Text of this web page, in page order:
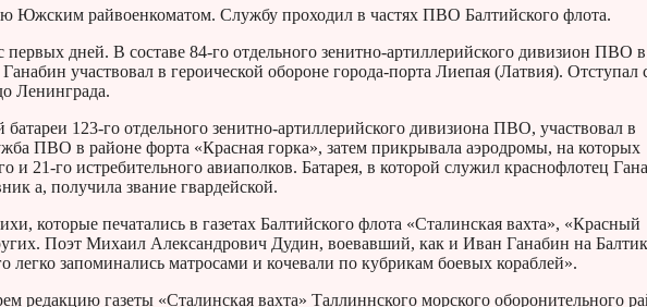
Южским райвоенкоматом. Службу проходил в частях ПВО Балтийского флота.
дней. В составе 84-го отдельного зенитно-артиллерийского дивизион ПВО в
участвовал в героической обороне города-порта Лиепая (Латвия). Отступал
Ленинграда.
батареи 123-го отдельного зенитно-артиллерийского дивизиона ПВО, участвовал в
ПВО в районе форта «Красная горка», затем прикрывала аэродромы, на которых
и 21-го истребительного авиаполков. Батарея, в которой служил краснофлотец
а, получила звание гвардейской.
которые печатались в газетах Балтийского флота «Сталинская вахта», «Красный
Поэт Михаил Александрович Дудин, воевавший, как и Иван Ганабин на
легко запоминались матросами и кочевали по кубрикам боевых кораблей».
редакцию газеты «Сталинская вахта» Таллиннского морского оборонительного